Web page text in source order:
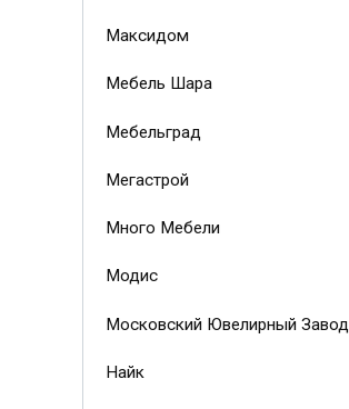
Максидом
Мебель Шара
Мебельград
Мегастрой
Много Мебели
Модис
Московский Ювелирный Завод
Найк